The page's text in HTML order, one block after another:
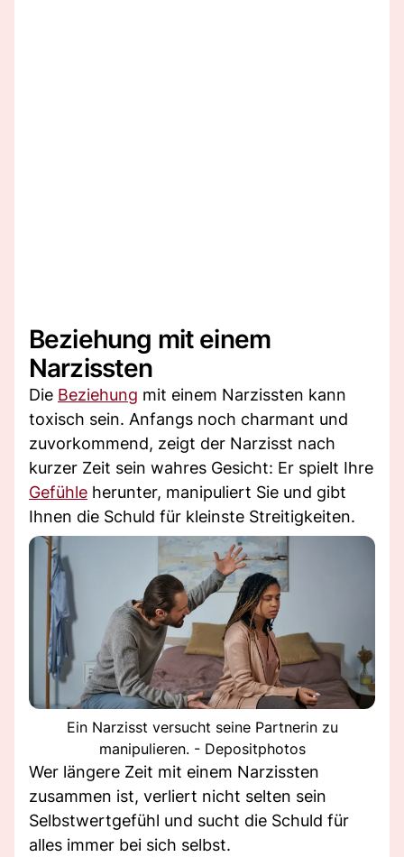
Beziehung mit einem
Narzissten
Die Beziehung mit einem Narzissten kann
toxisch sein. Anfangs noch charmant und
zuvorkommend, zeigt der Narzisst nach
kurzer Zeit sein wahres Gesicht: Er spielt Ihre
Gefühle herunter, manipuliert Sie und gibt
Ihnen die Schuld für kleinste Streitigkeiten.
Ein Narzisst versucht seine Partnerin zu
manipulieren. - Depositphotos
Wer längere Zeit mit einem Narzissten
zusammen ist, verliert nicht selten sein
Selbstwertgefühl und sucht die Schuld für
alles immer bei sich selbst.